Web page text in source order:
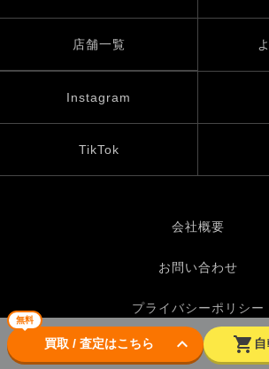
無料
買取 / 査定はこちら keyboard_arrow_down shopping_cart
店舗一覧
Instagram
TikTok
会社概要
お問い合わせ
プライバシーポリシー